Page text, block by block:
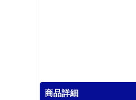
商品詳細